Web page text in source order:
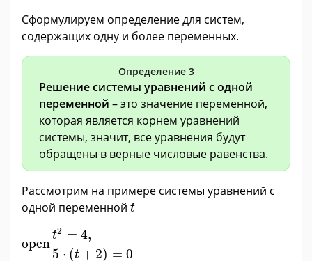
Сформулируем определение для систем,
содержащих одну и более переменных.
Определение 3
Решение системы уравнений с одной
переменной – это значение переменной,
которая является корнем уравнений
системы, значит, все уравнения будут
обращены в верные числовые равенства.
Рассмотрим на примере системы уравнений с
одной переменной t
t
open
t2 = 4,
5 ⋅ (t + 2) = 0
5· 2